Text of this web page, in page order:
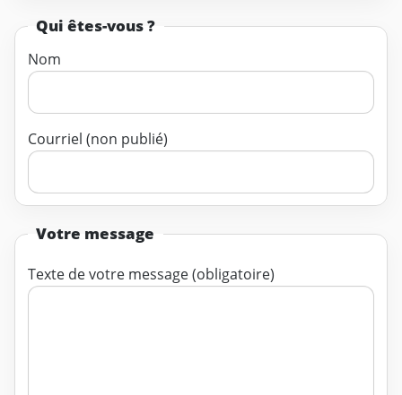
Qui êtes-vous ?
Nom
Courriel (non publié)
Votre message
Texte de votre message (obligatoire)